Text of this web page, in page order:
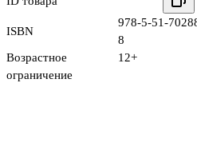
ISBN
978-5-51-
8
Возрастное
ограничение
12+